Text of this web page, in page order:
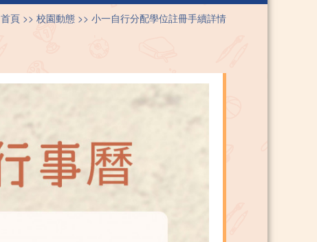
首頁 校園動態 小一自行分配學位註冊手續詳情